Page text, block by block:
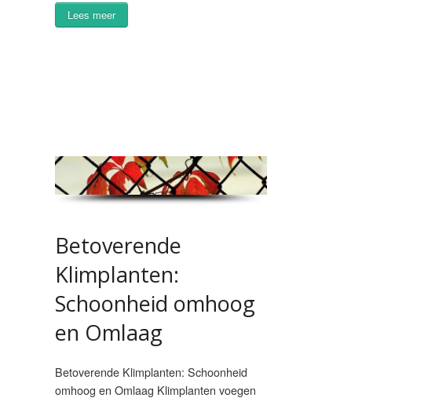
Lees meer
Betoverende
Klimplanten:
Schoonheid omhoog
en Omlaag
Betoverende Klimplanten: Schoonheid
omhoog en Omlaag Klimplanten voegen